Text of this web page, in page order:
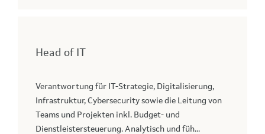
Head of IT
Verantwortung für IT-Strategie, Digitalisierung,
Infrastruktur, Cybersecurity sowie die Leitung von
Teams und Projekten inkl. Budget- und
Dienstleistersteuerung. Analytisch und füh...